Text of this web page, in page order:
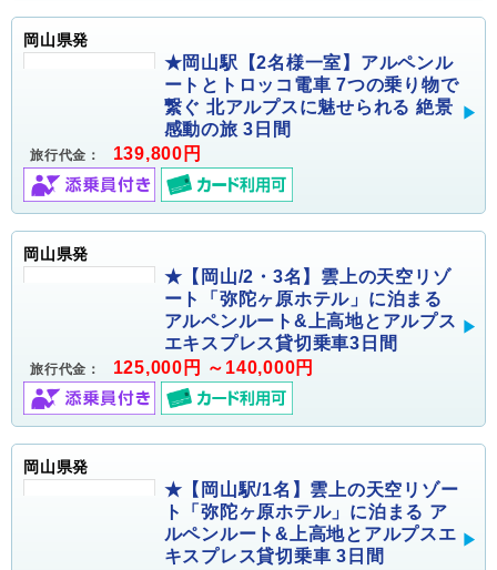
岡山県発
★岡山駅【2名様一室】アルペンル
ートとトロッコ電車 7つの乗り物で
繋ぐ 北アルプスに魅せられる 絶景
感動の旅 3日間
旅行代金： 139,800円
岡山県発
★【岡山/2・3名】雲上の天空リゾ
ート「弥陀ヶ原ホテル」に泊まる
アルペンルート&上高地とアルプス
エキスプレス貸切乗車3日間
旅行代金： 125,000円 ～140,000円
岡山県発
★【岡山駅/1名】雲上の天空リゾー
ト「弥陀ヶ原ホテル」に泊まる ア
ルペンルート&上高地とアルプスエ
キスプレス貸切乗車 3日間